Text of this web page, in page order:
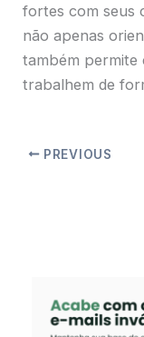
fortes com seus
não apenas
também permite
trabalhem de
PREVIOUS